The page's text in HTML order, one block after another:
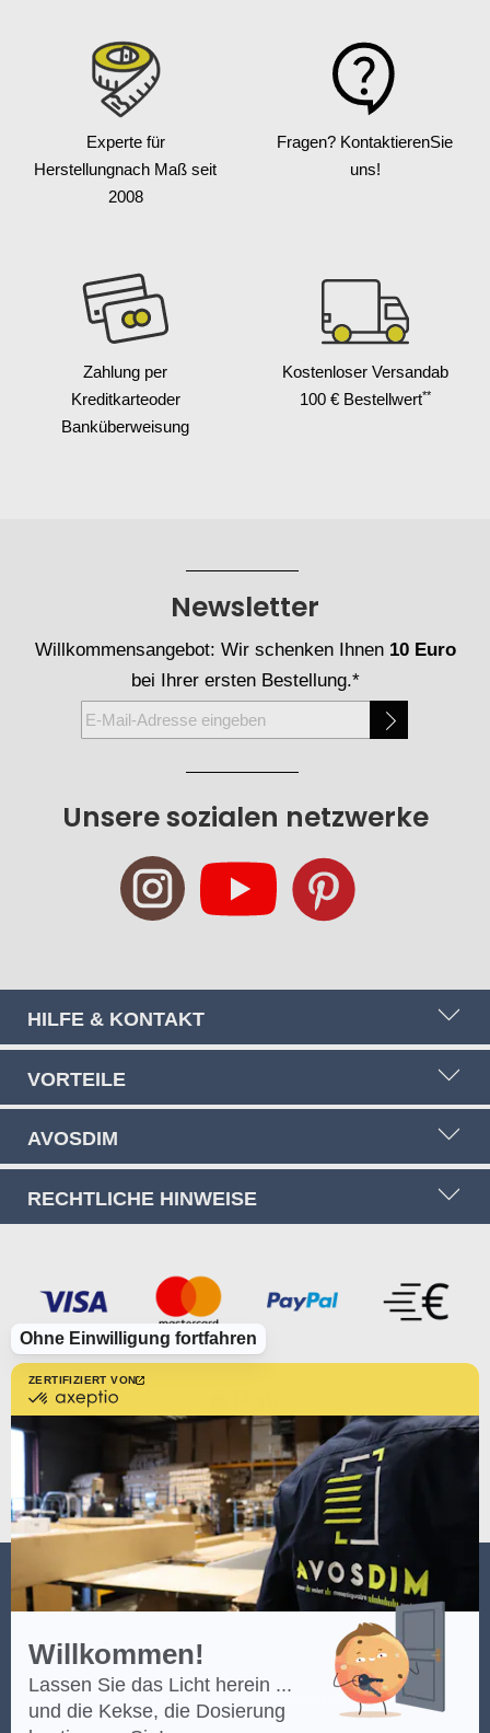
ZERTIFIZIERT VON
-
Erfahren
Sie
mehr
über
Willkommen!
Lassen Sie das Licht herein ...
und die Kekse, die Dosierung
Ohne Einwilligung fortfahren
Experte für
Herstellungnach Maß seit
2008
Fragen? KontaktierenSie
uns!
Zahlung per
Kreditkarteoder
Banküberweisung
Kostenloser Versandab
100 € Bestellwert**
Unsere sozialen netzwerke
Newsletter
Willkommensangebot: Wir schenken Ihnen 10 Euro
bei Ihrer ersten Bestellung.*
Melden
Sie
unseren
HILFE & KONTAKT
VORTEILE
AVOSDIM
RECHTLICHE HINWEISE
AVOSDIM
(*) Klicken Sie hier, um die Bedingungen des Angebots einzusehen.